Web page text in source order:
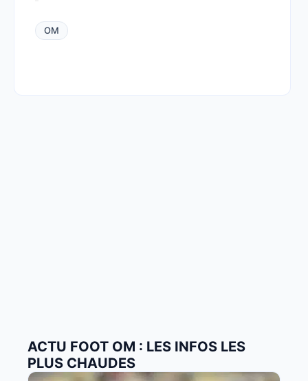
OM
ACTU FOOT OM : LES INFOS LES
PLUS CHAUDES